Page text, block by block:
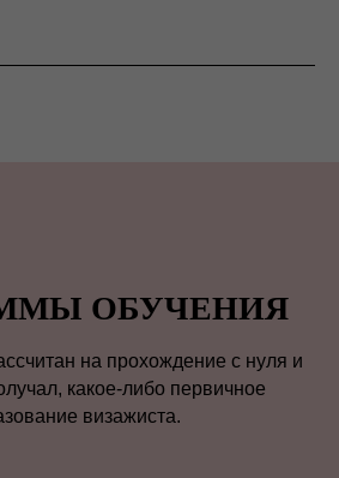
ОБУЧЕНИЯ
на прохождение с нуля и
какое-либо первичное
визажиста.